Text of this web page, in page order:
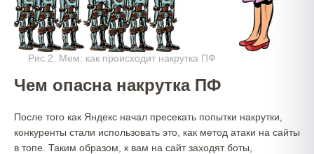
Рис.2. Мем: как происходит накрутка ПФ
Чем опасна накрутка ПФ
После того как Яндекс начал пресекать попытки накрутки,
конкуренты стали использовать это, как метод атаки на сайты
в топе. Таким образом, к вам на сайт заходят боты,